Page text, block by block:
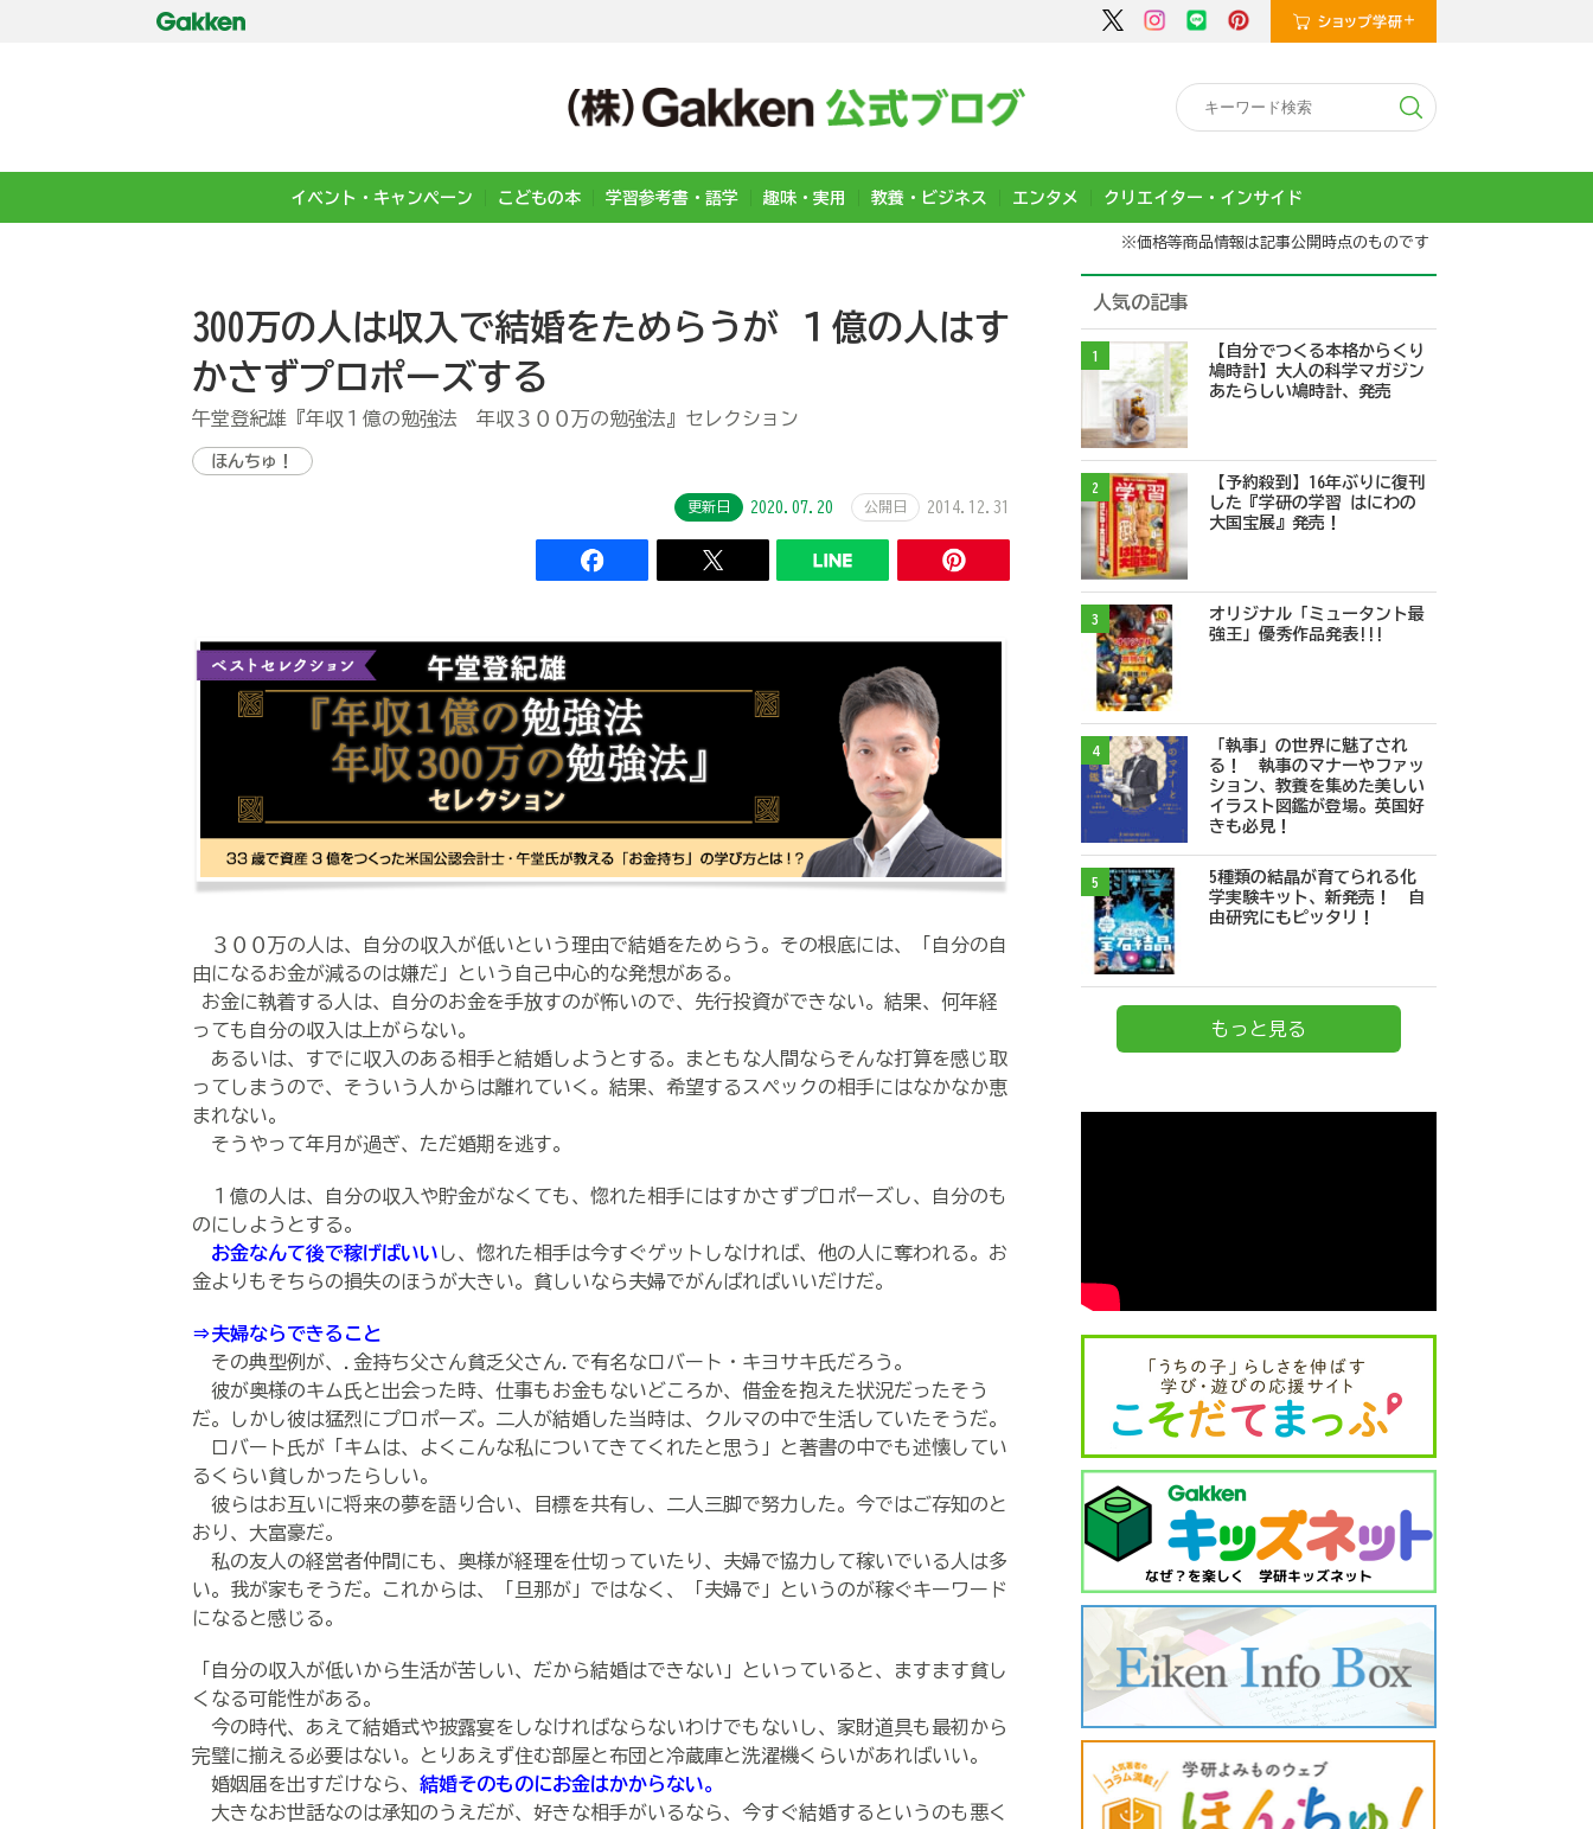
イベント・キャンペーン こどもの本 学習参考書・語学 趣味・実用 教養・ビジネス エンタメ クリエイター・インサイド
※価格等商品情報は記事公開時点のものです
300万の人は収入で結婚をためらうが １億の人はす
かさずプロポーズする
午堂登紀雄『年収１億の勉強法 年収３００万の勉強法』セレクション
ほんちゅ！
更新日 2020.07.20 公開日 2014.12.31
３００万の人は、自分の収入が低いという理由で結婚をためらう。その根底には、「自分の自
由になるお金が減るのは嫌だ」という自己中心的な発想がある。
お金に執着する人は、自分のお金を手放すのが怖いので、先行投資ができない。結果、何年経
っても自分の収入は上がらない。
あるいは、すでに収入のある相手と結婚しようとする。まともな人間ならそんな打算を感じ取
ってしまうので、そういう人からは離れていく。結果、希望するスペックの相手にはなかなか恵
まれない。
そうやって年月が過ぎ、ただ婚期を逃す。
１億の人は、自分の収入や貯金がなくても、惚れた相手にはすかさずプロポーズし、自分のも
のにしようとする。
お金なんて後で稼げばいい し、惚れた相手は今すぐゲットしなければ、他の人に奪われる。お
金よりもそちらの損失のほうが大きい。貧しいなら夫婦でがんばればいいだけだ。
⇒夫婦ならできること
その典型例が、.金持ち父さん貧乏父さん.で有名なロバート・キヨサキ氏だろう。
彼が奥様のキム氏と出会った時、仕事もお金もないどころか、借金を抱えた状況だったそう
だ。しかし彼は猛烈にプロポーズ。二人が結婚した当時は、クルマの中で生活していたそうだ。
ロバート氏が「キムは、よくこんな私についてきてくれたと思う」と著書の中でも述懐してい
るくらい貧しかったらしい。
彼らはお互いに将来の夢を語り合い、目標を共有し、二人三脚で努力した。今ではご存知のと
おり、大富豪だ。
私の友人の経営者仲間にも、奥様が経理を仕切っていたり、夫婦で協力して稼いでいる人は多
い。我が家もそうだ。これからは、「旦那が」ではなく、「夫婦で」というのが稼ぐキーワード
になると感じる。
「自分の収入が低いから生活が苦しい、だから結婚はできない」といっていると、ますます貧し
くなる可能性がある。
今の時代、あえて結婚式や披露宴をしなければならないわけでもないし、家財道具も最初から
完璧に揃える必要はない。とりあえず住む部屋と布団と冷蔵庫と洗濯機くらいがあればいい。
婚姻届を出すだけなら、 結婚そのものにお金はかからない。
大きなお世話なのは承知のうえだが、好きな相手がいるなら、今すぐ結婚するというのも悪く
人気の記事
1
【自分でつくる本格からくり
鳩時計】大人の科学マガジン
あたらしい鳩時計、発売
2
【予約殺到】16年ぶりに復刊
した『学研の学習 はにわの
大国宝展』発売！
3
オリジナル「ミュータント最
強王」優秀作品発表!!!
4
「執事」の世界に魅了され
る！ 執事のマナーやファッ
ション、教養を集めた美しい
イラスト図鑑が登場。英国好
きも必見！
5
5種類の結晶が育てられる化
学実験キット、新発売！ 自
由研究にもピッタリ！
もっと見る